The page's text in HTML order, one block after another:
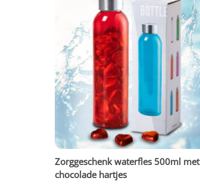
Zorggeschenk waterfles 500ml met
chocolade hartjes